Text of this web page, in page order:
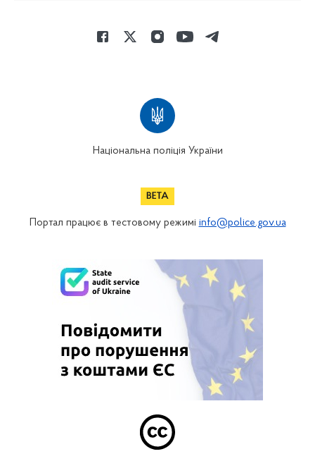
Національна поліція України
Портал працює в тестовому режимі info@police.gov.ua